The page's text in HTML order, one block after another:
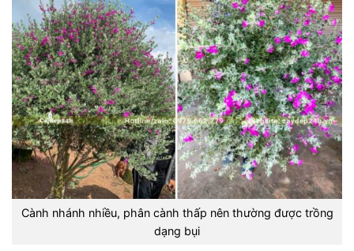
Cành nhánh nhiều, phân cành thấp nên thường được trồng
dạng bụi